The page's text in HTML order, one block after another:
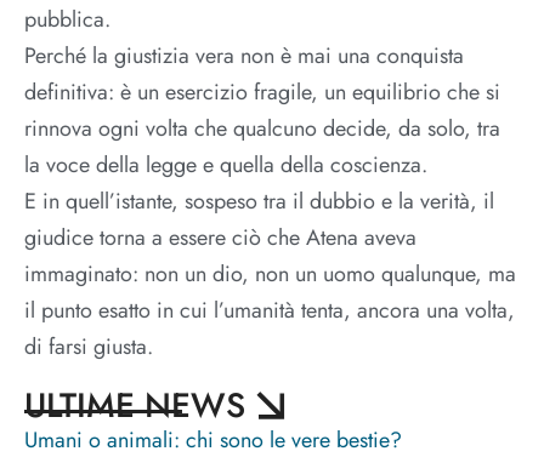
pubblica.
Perché la giustizia vera non è mai una conquista
definitiva: è un esercizio fragile, un equilibrio che si
rinnova ogni volta che qualcuno decide, da solo, tra
la voce della legge e quella della coscienza.
E in quell’istante, sospeso tra il dubbio e la verità, il
giudice torna a essere ciò che Atena aveva
immaginato: non un dio, non un uomo qualunque, ma
il punto esatto in cui l’umanità tenta, ancora una volta,
di farsi giusta.
ULTIME NEWS
Umani o animali: chi sono le vere bestie?